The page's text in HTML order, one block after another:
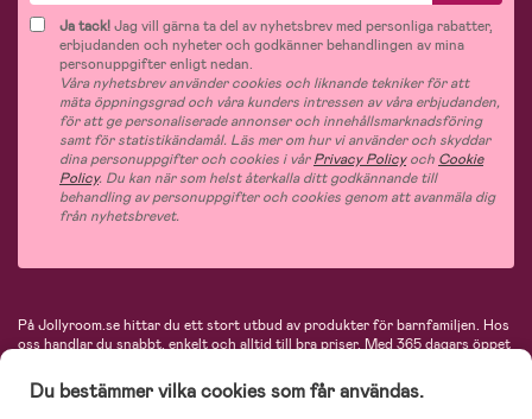
Ja tack!Jag vill gärna ta del av nyhetsbrev med personliga rabatter,
erbjudanden och nyheter och godkänner behandlingen av mina
personuppgifter enligt nedan.
Våra nyhetsbrev använder cookies och liknande tekniker för att
mäta öppningsgrad och våra kunders intressen av våra erbjudanden,
för att ge personaliserade annonser och innehållsmarknadsföring
samt för statistikändamål. Läs mer om hur vi använder och skyddar
dina personuppgifter och cookies i vårPrivacy Policyoch Cookie
Policy. Du kan när som helst återkalla ditt godkännande till
behandling av personuppgifter och cookies genom att avanmäla dig
från nyhetsbrevet.
På Jollyroom.se hittar du ett stort utbud av produkter för barnfamiljen. Hos
oss handlar du snabbt, enkelt och alltid till bra priser.Med 365 dagars öppet
hos oss. I vårt sortiment hittar du barnvagnar, bilstolar, kläder för barn och
baby, produkter för mamman, massor av inspirerande inredning, leksaker,
Du bestämmer vilka cookies som får användas.